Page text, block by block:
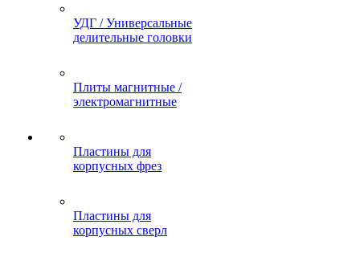
УДГ / Универсальные
делительные головки
Плиты магнитные /
электромагнитные
Пластины для
корпусных фрез
Пластины для
корпусных сверл